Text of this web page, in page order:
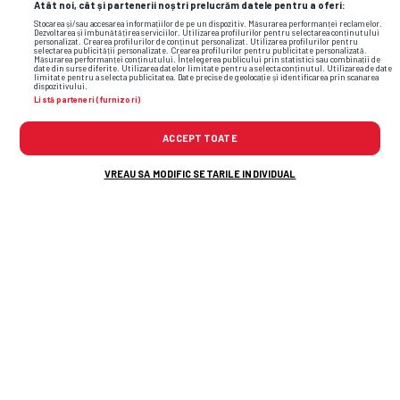
Atât noi, cât și partenerii noștri prelucrăm datele pentru a oferi:
Stocarea și/sau accesarea informațiilor de pe un dispozitiv. Măsurarea performanței reclamelor.
Dezvoltarea și îmbunătățirea serviciilor. Utilizarea profilurilor pentru selectarea conținutului
personalizat. Crearea profilurilor de conținut personalizat. Utilizarea profilurilor pentru
selectarea publicității personalizate. Crearea profilurilor pentru publicitate personalizată.
Măsurarea performanței conținutului. Înțelegerea publicului prin statistici sau combinații de
date din surse diferite. Utilizarea datelor limitate pentru a selecta conținutul. Utilizarea de date
limitate pentru a selecta publicitatea. Date precise de geolocație și identificarea prin scanarea
dispozitivului.
Listă parteneri (furnizori)
ACCEPT TOATE
VREAU SA MODIFIC SETARILE INDIVIDUAL